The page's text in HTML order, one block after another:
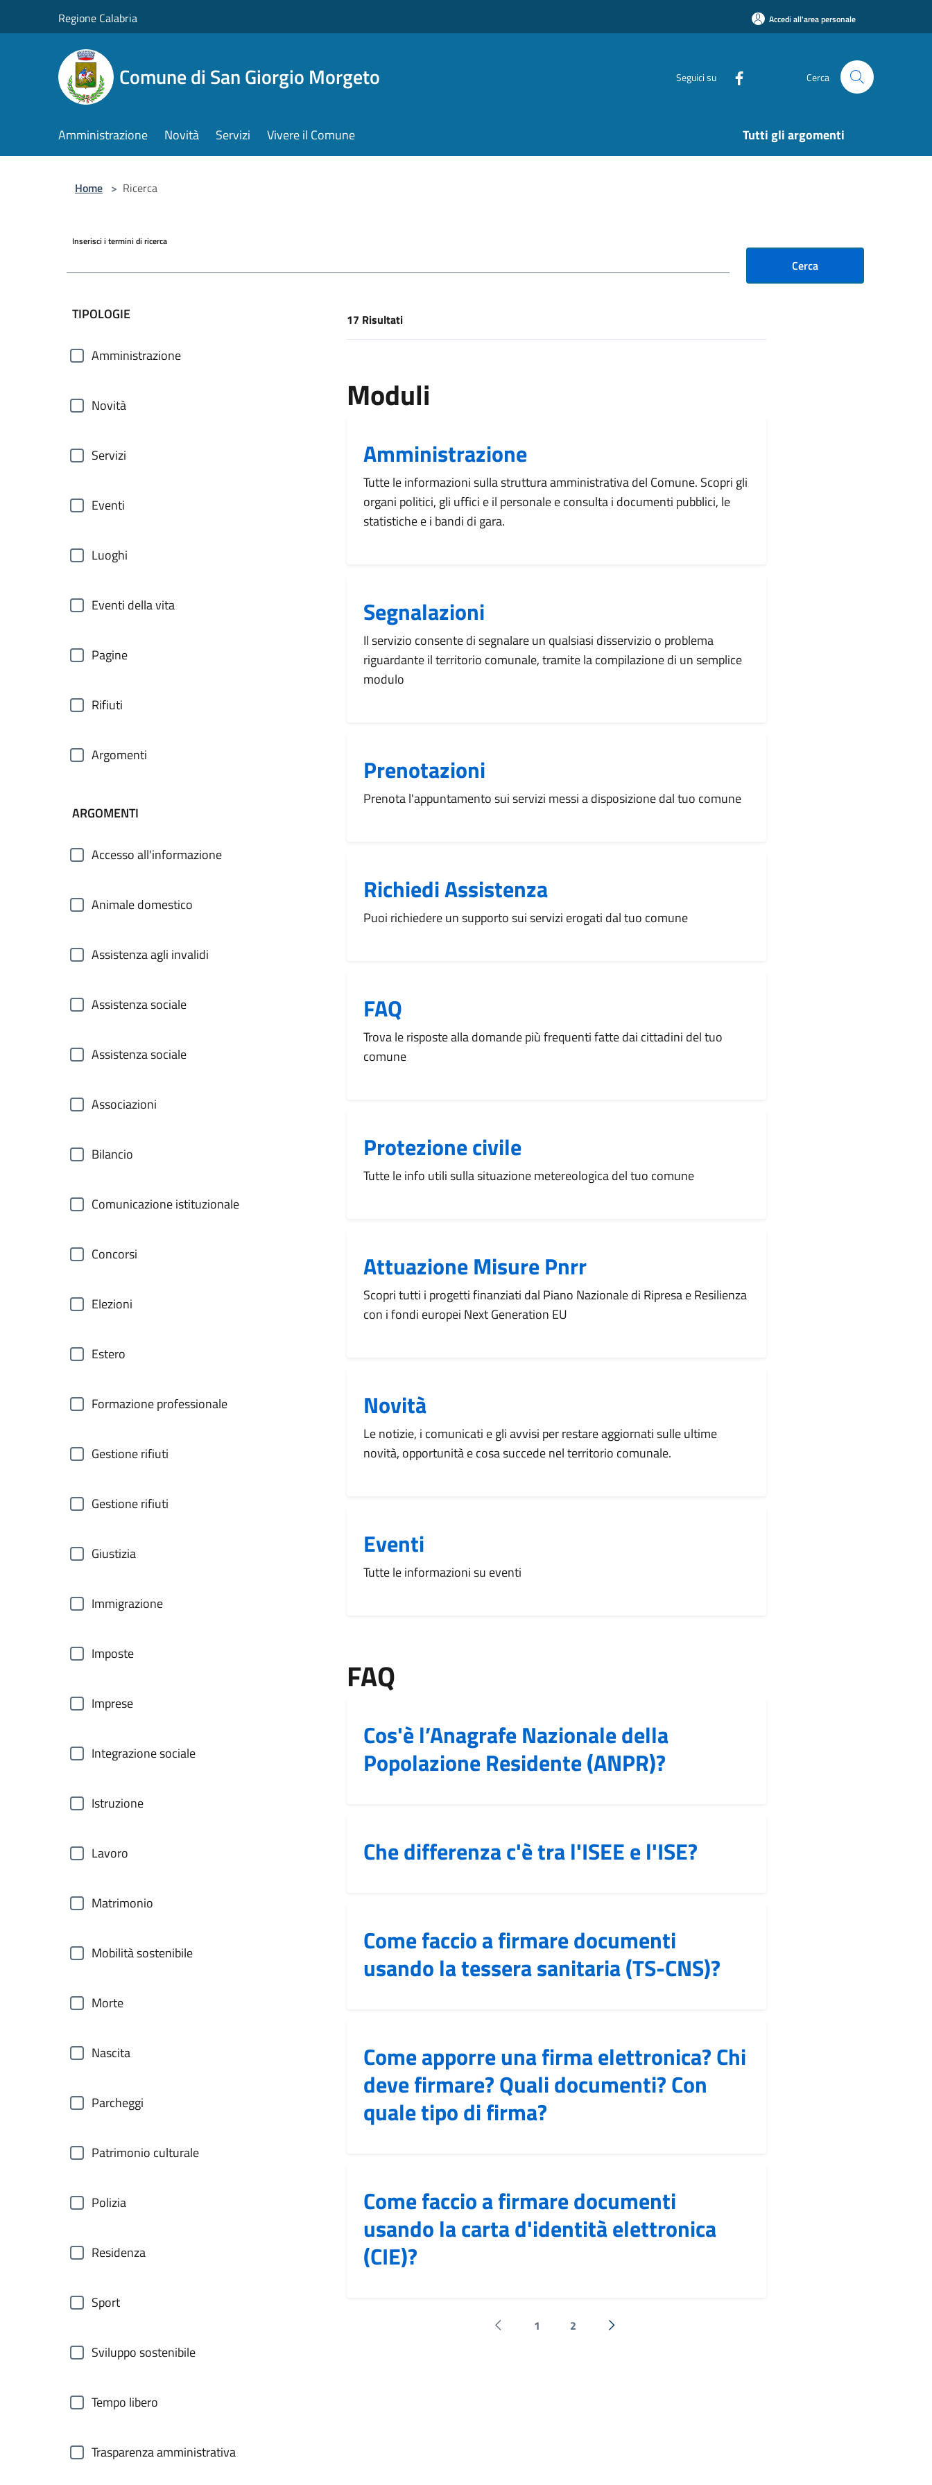
Regione Calabria Accedi all'area personale
Comune di San Giorgio Morgeto Seguici su Cerca
Amministrazione Novità Servizi Vivere il Comune Tutti gli argomenti
Home > Ricerca
Inserisci i termini di ricerca
Cerca
filtri da applicare
TIPOLOGIE
Amministrazione
Novità
Servizi
Eventi
Luoghi
Eventi della vita
Pagine
Rifiuti
Argomenti
ARGOMENTI
Accesso all'informazione
Animale domestico
Assistenza agli invalidi
Assistenza sociale
Assistenza sociale
Associazioni
Bilancio
Comunicazione istituzionale
Concorsi
Elezioni
Estero
Formazione professionale
Gestione rifiuti
Gestione rifiuti
Giustizia
Immigrazione
Imposte
Imprese
Integrazione sociale
Istruzione
Lavoro
Matrimonio
Mobilità sostenibile
Morte
Nascita
Parcheggi
Patrimonio culturale
Polizia
Residenza
Sport
Sviluppo sostenibile
Tempo libero
Trasparenza amministrativa
[results] Risultati
17 Risultati
Moduli
Amministrazione
Tutte le informazioni sulla struttura amministrativa del Comune. Scopri gli
organi politici, gli uffici e il personale e consulta i documenti pubblici, le
statistiche e i bandi di gara.
Segnalazioni
Il servizio consente di segnalare un qualsiasi disservizio o problema
riguardante il territorio comunale, tramite la compilazione di un semplice
modulo
Prenotazioni
Prenota l'appuntamento sui servizi messi a disposizione dal tuo comune
Richiedi Assistenza
Puoi richiedere un supporto sui servizi erogati dal tuo comune
FAQ
Trova le risposte alla domande più frequenti fatte dai cittadini del tuo
comune
Protezione civile
Tutte le info utili sulla situazione metereologica del tuo comune
Attuazione Misure Pnrr
Scopri tutti i progetti finanziati dal Piano Nazionale di Ripresa e Resilienza
con i fondi europei Next Generation EU
Novità
Le notizie, i comunicati e gli avvisi per restare aggiornati sulle ultime
novità, opportunità e cosa succede nel territorio comunale.
Eventi
Tutte le informazioni su eventi
FAQ
Cos'è l’Anagrafe Nazionale della
Popolazione Residente (ANPR)?
Che differenza c'è tra l'ISEE e l'ISE?
Come faccio a firmare documenti
usando la tessera sanitaria (TS-CNS)?
Come apporre una firma elettronica? Chi
deve firmare? Quali documenti? Con
quale tipo di firma?
Come faccio a firmare documenti
usando la carta d'identità elettronica
(CIE)?
Pagina precedente
1 2
Successiva »